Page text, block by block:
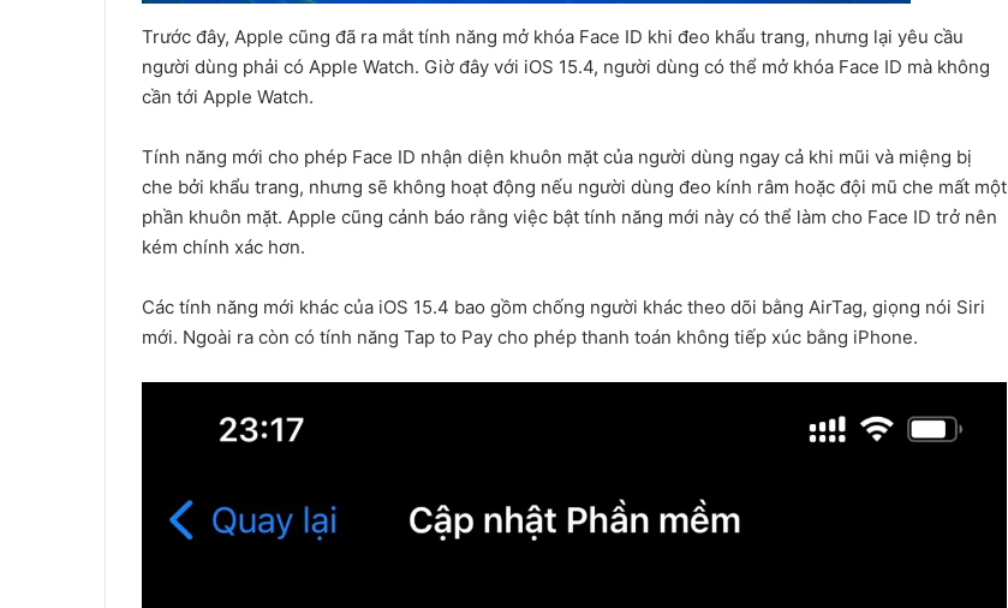
Trước đây, Apple cũng đã ra mắt tính năng mở khóa Face ID khi đeo khẩu trang, nhưng lại yêu cầu
người dùng phải có Apple Watch. Giờ đây với iOS 15.4, người dùng có thể mở khóa Face ID mà không
cần tới Apple Watch.
Tính năng mới cho phép Face ID nhận diện khuôn mặt của người dùng ngay cả khi mũi và miệng bị
che bởi khẩu trang, nhưng sẽ không hoạt động nếu người dùng đeo kính râm hoặc đội mũ che mất một
phần khuôn mặt. Apple cũng cảnh báo rằng việc bật tính năng mới này có thể làm cho Face ID trở nên
kém chính xác hơn.
Các tính năng mới khác của iOS 15.4 bao gồm chống người khác theo dõi bằng AirTag, giọng nói Siri
mới. Ngoài ra còn có tính năng Tap to Pay cho phép thanh toán không tiếp xúc bằng iPhone.